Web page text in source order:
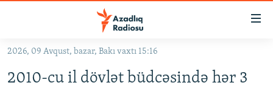
Əsas
qayıt
2026, 09 Avqust, bazar, Bakı vaxtı 15:16
2010-cu il dövlət büdcəsində hər 3